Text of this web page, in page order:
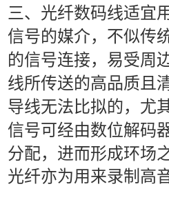
三、光纤数码线适宜
信号的媒介，不似传
的信号连接，易受周
线所传送的高品质且
导线无法比拟的，尤
信号可经由数位解码
分配，进而形成环场
光纤亦为用来录制高